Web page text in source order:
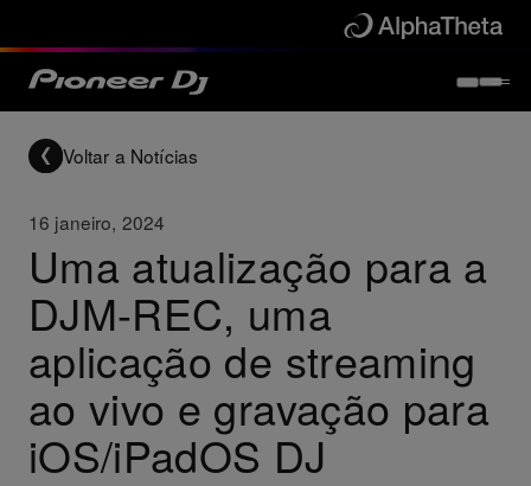
Voltar a Notícias
16 janeiro, 2024
Uma atualização para a
DJM-REC, uma
aplicação de streaming
ao vivo e gravação para
iOS/iPadOS DJ